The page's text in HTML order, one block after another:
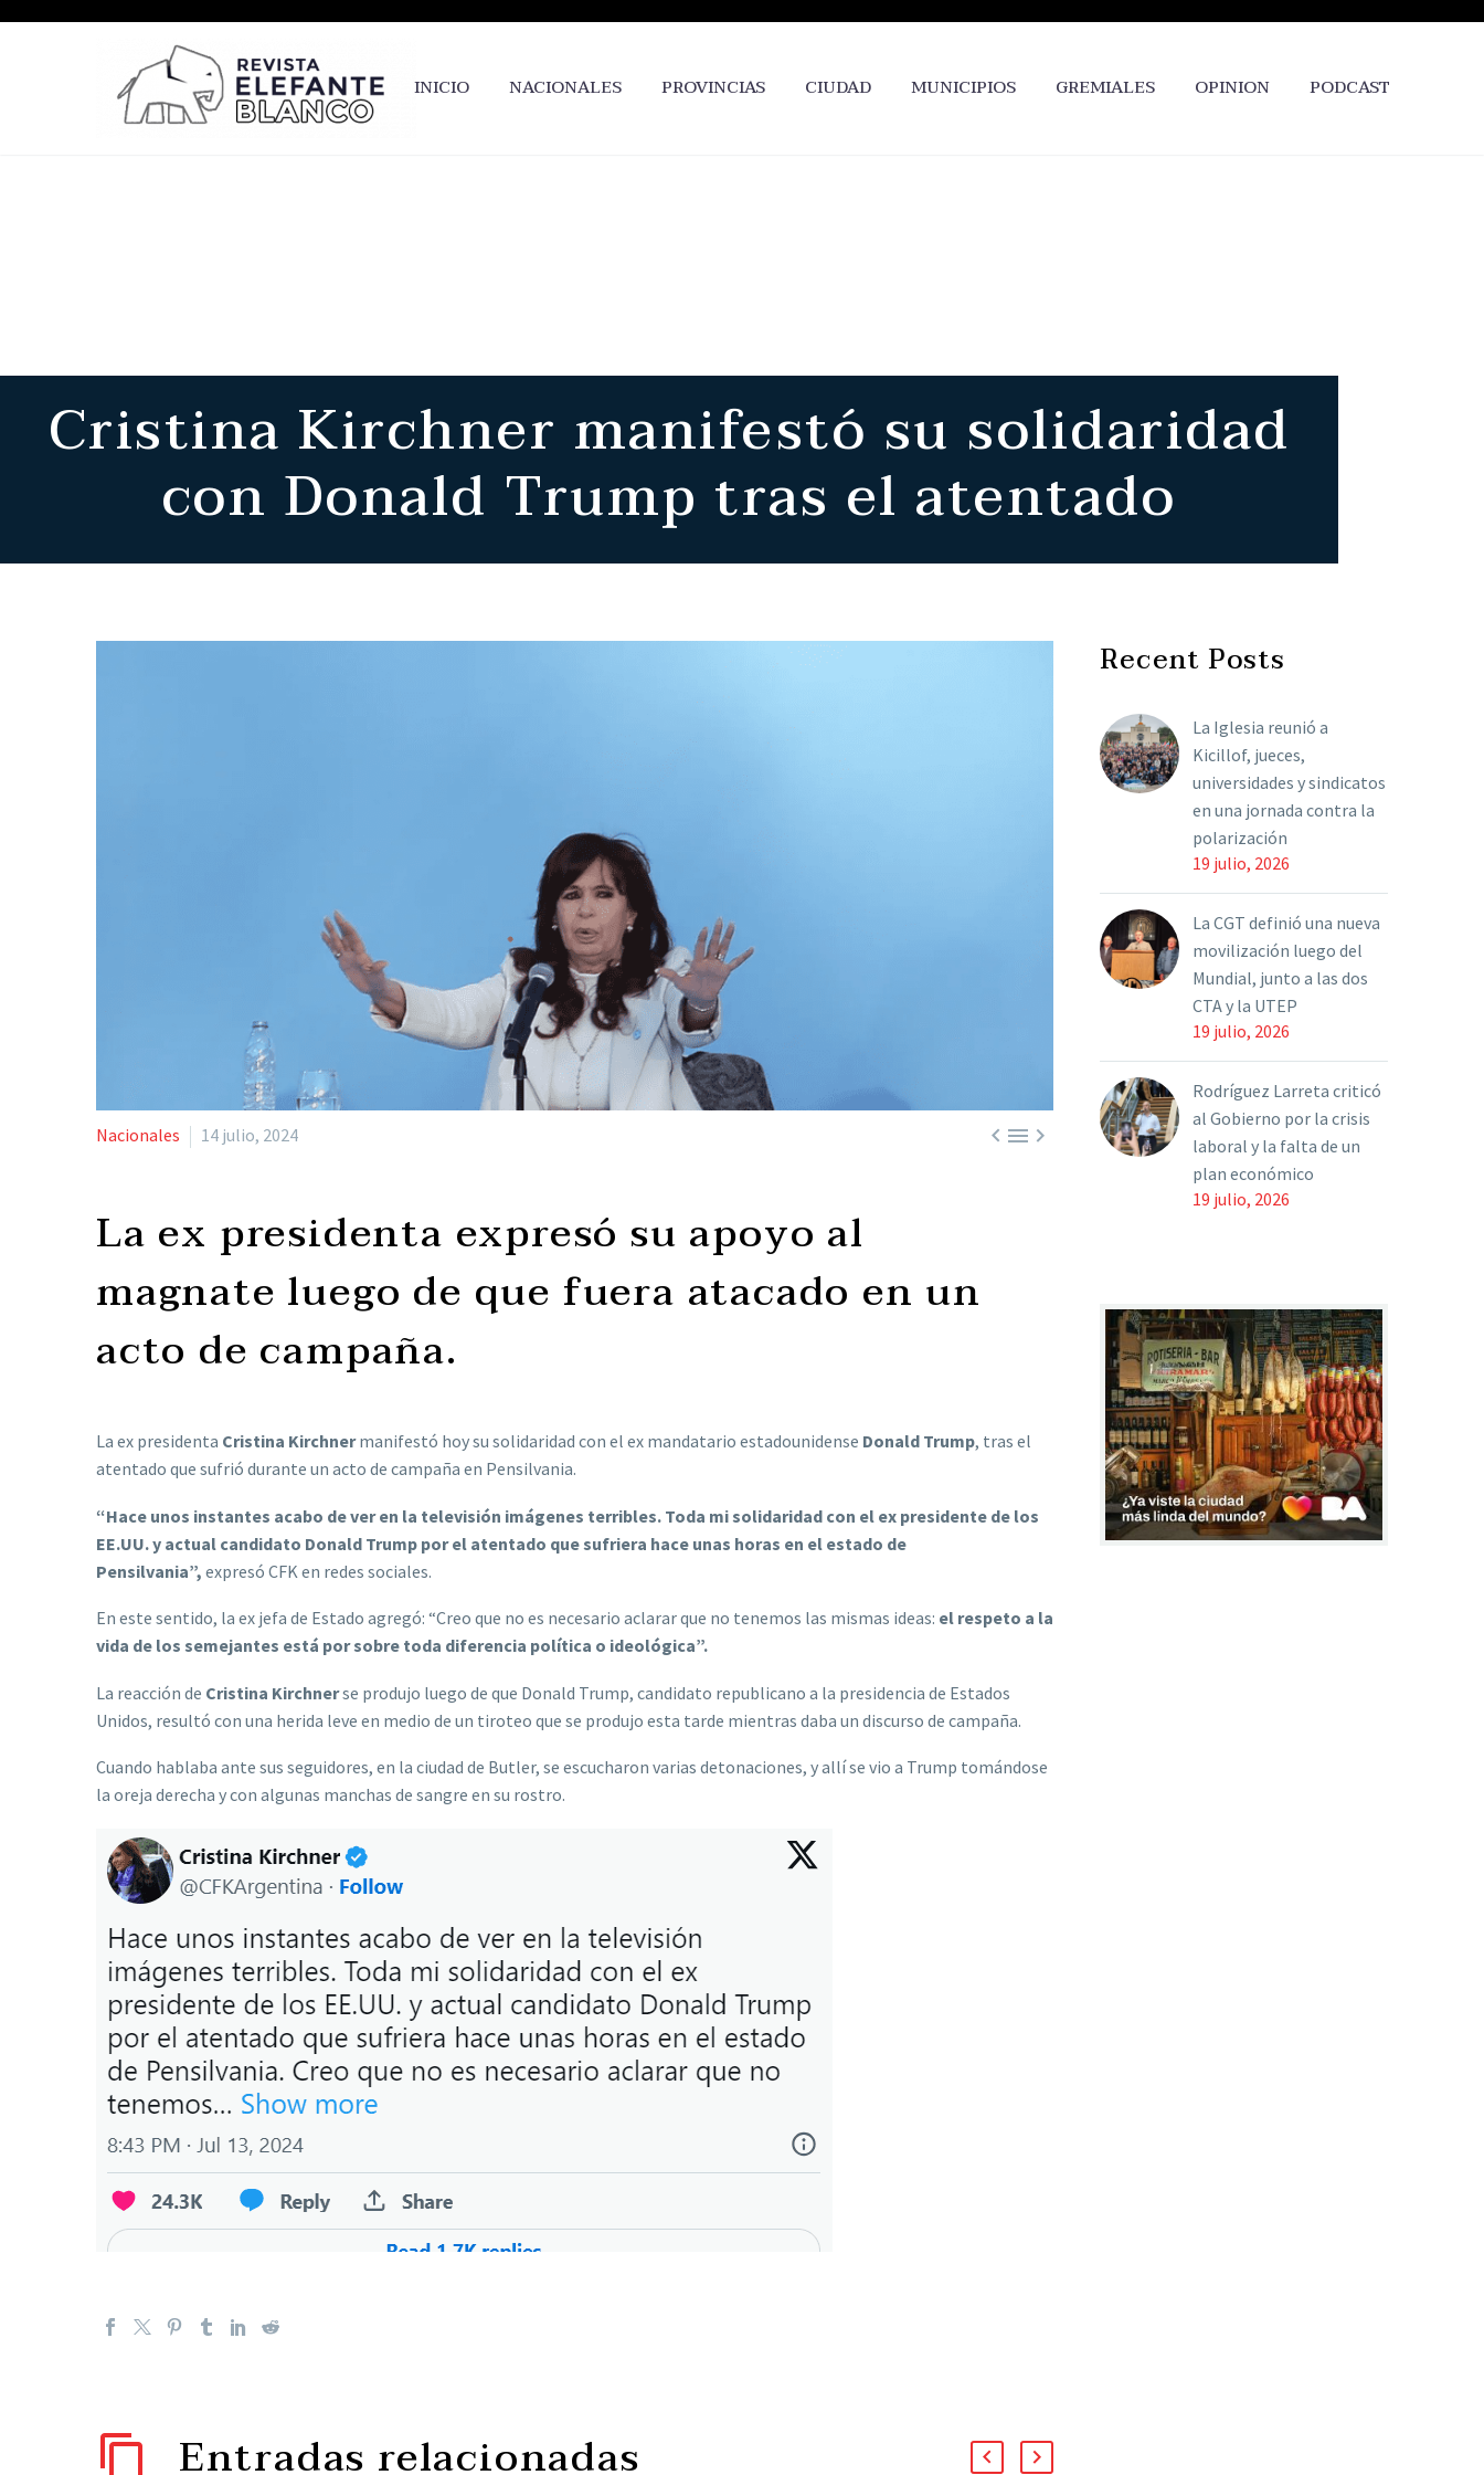
INICIO NACIONALES PROVINCIAS CIUDAD MUNICIPIOS GREMIALES OPINION PODCAST
Cristina Kirchner manifestó su solidaridad
con Donald Trump tras el atentado

Nacionales 14 julio, 2024
La ex presidenta expresó su apoyo al
magnate luego de que fuera atacado en un
acto de campaña.
La ex presidenta Cristina Kirchnermanifestó hoy su solidaridad con el ex mandatario estadounidense Donald Trump, tras el
atentado que sufrió durante un acto de campaña en Pensilvania.
“Hace unos instantes acabo de ver en la televisión imágenes terribles. Toda mi solidaridad con el ex presidente de los
EE.UU. y actual candidato Donald Trump por el atentado que sufriera hace unas horas en el estado de
Pensilvania”, expresó CFK en redes sociales.
En este sentido, la ex jefa de Estado agregó: “Creo que no es necesario aclarar que no tenemos las mismas ideas: el respeto a la
vida de los semejantes está por sobre toda diferencia política o ideológica”.
La reacción de Cristina Kirchnerse produjo luego de que Donald Trump, candidato republicano a la presidencia de Estados
Unidos, resultó con una herida leve en medio de un tiroteo que se produjo esta tarde mientras daba un discurso de campaña.
Cuando hablaba ante sus seguidores, en la ciudad de Butler, se escucharon varias detonaciones, y allí se vio a Trump tomándose
la oreja derecha y con algunas manchas de sangre en su rostro.
Entradas relacionadas
Recent Posts
La Iglesia reunió a
Kicillof, jueces,
universidades y sindicatos
en una jornada contra la
polarización
19 julio, 2026
La CGT definió una nueva
movilización luego del
Mundial, junto a las dos
CTA y la UTEP
19 julio, 2026
Rodríguez Larreta criticó
al Gobierno por la crisis
laboral y la falta de un
plan económico
19 julio, 2026